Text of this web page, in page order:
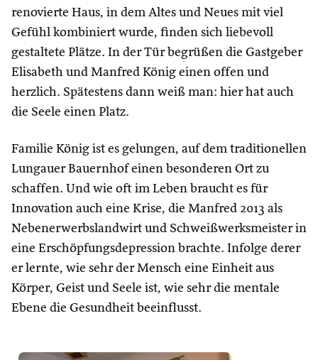
renovierte Haus, in dem Altes und Neues mit viel
Gefühl kombiniert wurde, finden sich liebevoll
gestaltete Plätze. In der Tür begrüßen die Gastgeber
Elisabeth und Manfred König einen offen und
herzlich. Spätestens dann weiß man: hier hat auch
die Seele einen Platz.
Familie König ist es gelungen, auf dem traditionellen
Lungauer Bauernhof einen besonderen Ort zu
schaffen. Und wie oft im Leben braucht es für
Innovation auch eine Krise, die Manfred 2013 als
Nebenerwerbslandwirt und Schweißwerksmeister in
eine Erschöpfungsdepression brachte. Infolge derer
er lernte, wie sehr der Mensch eine Einheit aus
Körper, Geist und Seele ist, wie sehr die mentale
Ebene die Gesundheit beeinflusst.